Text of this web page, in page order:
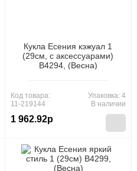
Кукла Есения кэжуал 1
(29см, с аксессуарами)
В4294, (Весна)
Код товара:
11-219144
1 962.92р
Упаковка: 4
В наличии